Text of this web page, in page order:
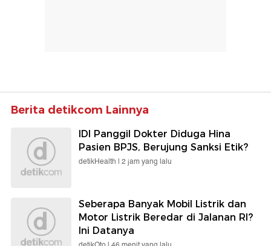
Berita detikcom Lainnya
IDI Panggil Dokter Diduga Hina
Pasien BPJS, Berujung Sanksi Etik?
detikHealth | 2 jam yang lalu
Seberapa Banyak Mobil Listrik dan
Motor Listrik Beredar di Jalanan RI?
Ini Datanya